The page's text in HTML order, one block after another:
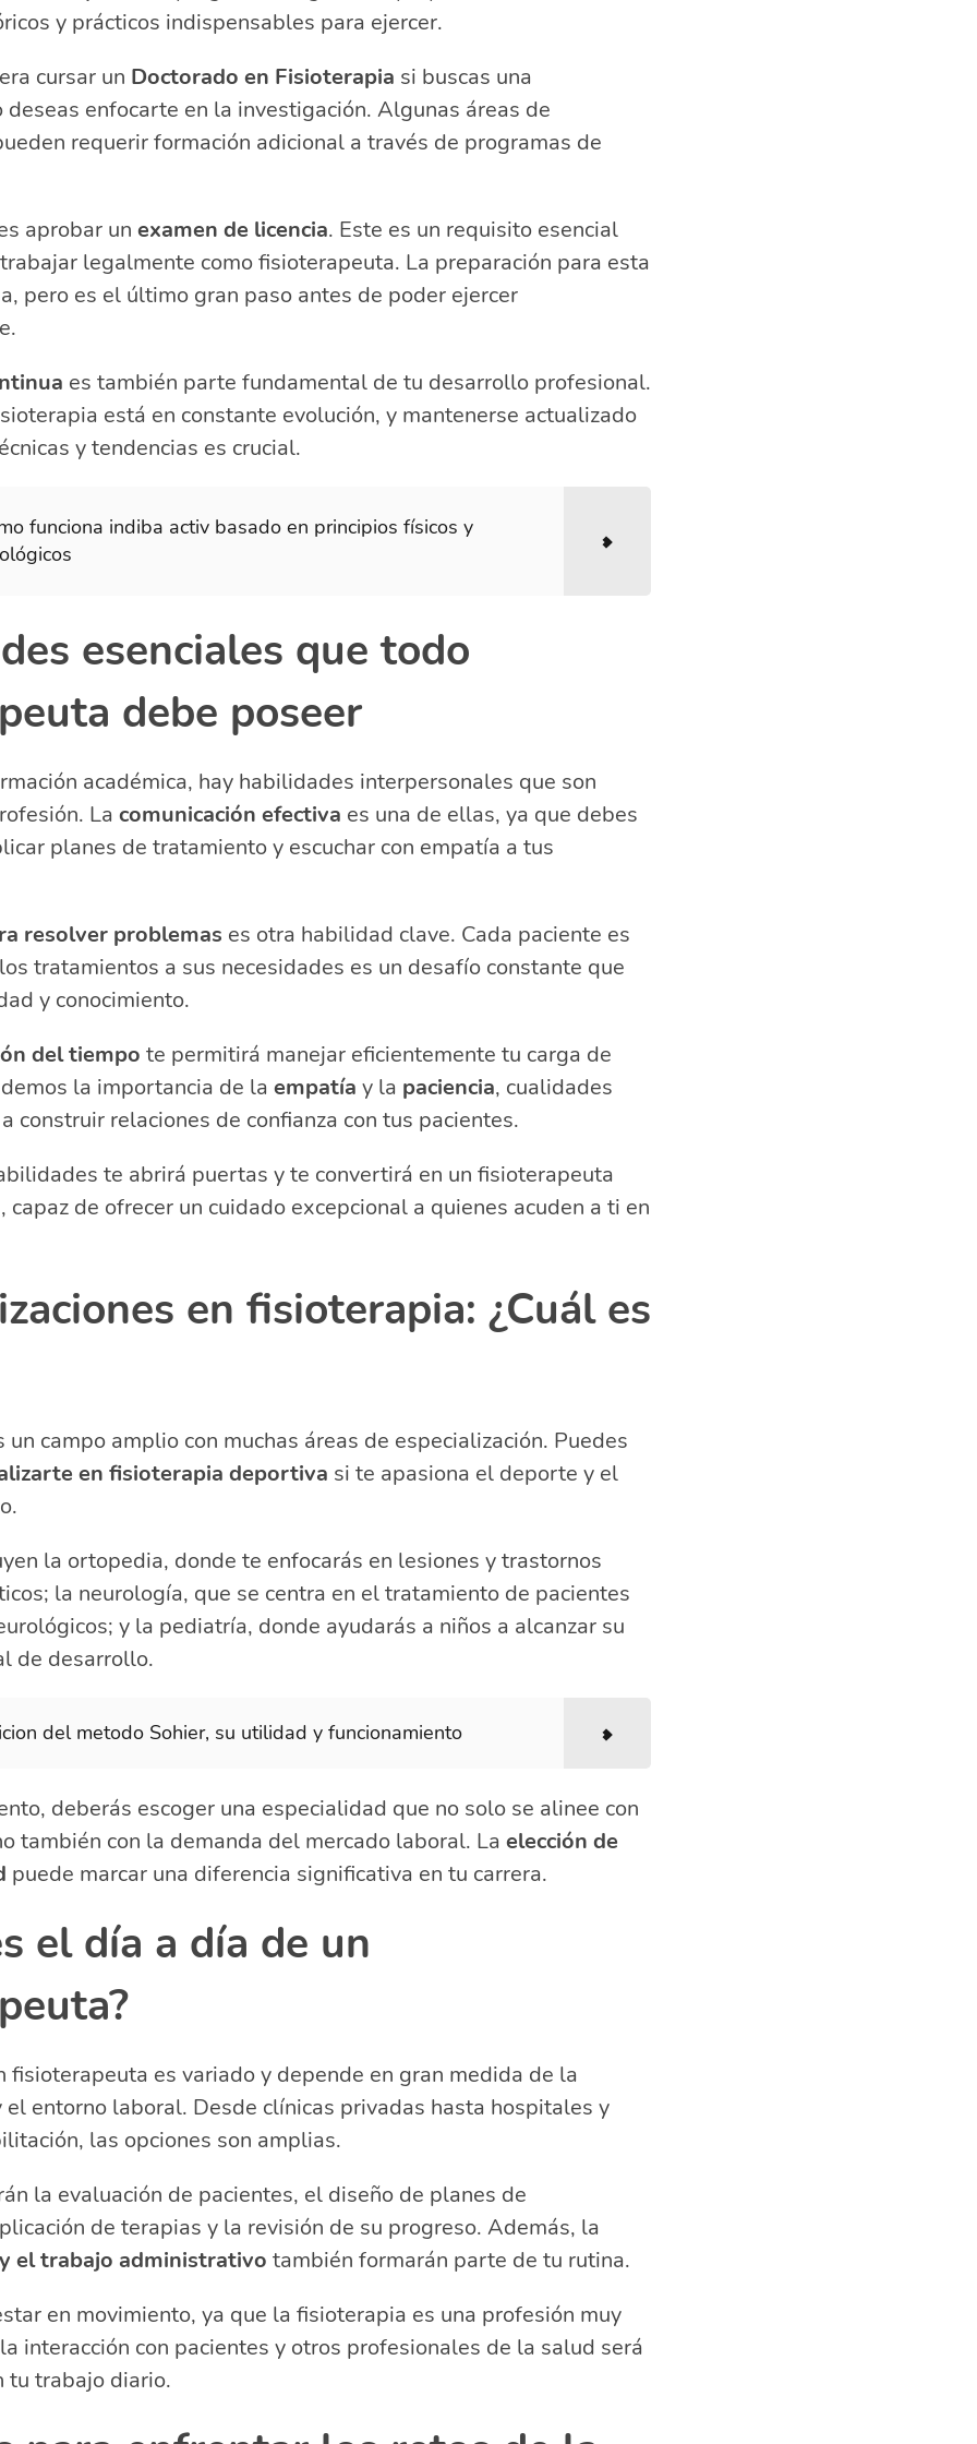
y prácticos indispensables para ejercer.
cursar un Doctorado en Fisioterapia si buscas una
deseas enfocarte en la investigación. Algunas áreas de
requerir formación adicional a través de programas de
aprobar un examen de licencia. Este es un requisito esencial
legalmente como fisioterapeuta. La preparación para esta
pero es el último gran paso antes de poder ejercer
es también parte fundamental de tu desarrollo profesional.
está en constante evolución, y mantenerse actualizado
y tendencias es crucial.
funciona indiba activ basado en principios físicos y
esenciales que todo
debe poseer
académica, hay habilidades interpersonales que son
La comunicación efectiva es una de ellas, ya que debes
planes de tratamiento y escuchar con empatía a tus
resolver problemas es otra habilidad clave. Cada paciente es
tratamientos a sus necesidades es un desafío constante que
y conocimiento.
del tiempo te permitirá manejar eficientemente tu carga de
la importancia de la empatía y la paciencia, cualidades
construir relaciones de confianza con tus pacientes.
te abrirá puertas y te convertirá en un fisioterapeuta
capaz de ofrecer un cuidado excepcional a quienes acuden a ti en
en fisioterapia: ¿Cuál es
campo amplio con muchas áreas de especialización. Puedes
en fisioterapia deportiva si te apasiona el deporte y el
la ortopedia, donde te enfocarás en lesiones y trastornos
la neurología, que se centra en el tratamiento de pacientes
y la pediatría, donde ayudarás a niños a alcanzar su
de desarrollo.
del metodo Sohier, su utilidad y funcionamiento
deberás escoger una especialidad que no solo se alinee con
también con la demanda del mercado laboral. La elección de
puede marcar una diferencia significativa en tu carrera.
el día a día de un
fisioterapeuta es variado y depende en gran medida de la
el entorno laboral. Desde clínicas privadas hasta hospitales y
las opciones son amplias.
la evaluación de pacientes, el diseño de planes de
de terapias y la revisión de su progreso. Además, la
el trabajo administrativo también formarán parte de tu rutina.
en movimiento, ya que la fisioterapia es una profesión muy
interacción con pacientes y otros profesionales de la salud será
tu trabajo diario.